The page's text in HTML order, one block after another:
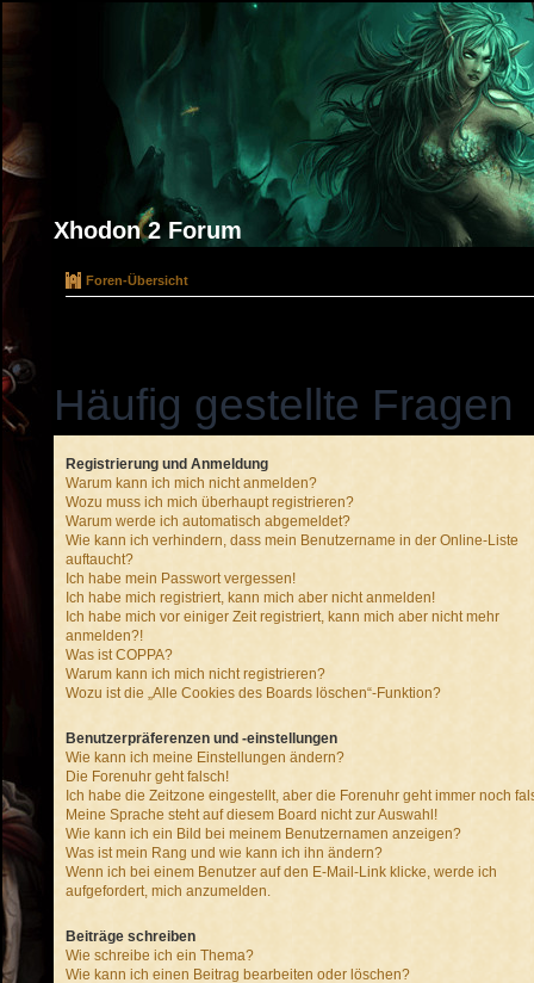
Xhodon 2 Forum
Foren-Übersicht
Häufig gestellte Fragen
Registrierung und Anmeldung
Warum kann ich mich nicht anmelden?
Wozu muss ich mich überhaupt registrieren?
Warum werde ich automatisch abgemeldet?
Wie kann ich verhindern, dass mein Benutzername in der Online-Liste
auftaucht?
Ich habe mein Passwort vergessen!
Ich habe mich registriert, kann mich aber nicht anmelden!
Ich habe mich vor einiger Zeit registriert, kann mich aber nicht mehr
anmelden?!
Was ist COPPA?
Warum kann ich mich nicht registrieren?
Wozu ist die „Alle Cookies des Boards löschen“-Funktion?
Benutzerpräferenzen und -einstellungen
Wie kann ich meine Einstellungen ändern?
Die Forenuhr geht falsch!
Ich habe die Zeitzone eingestellt, aber die Forenuhr geht immer noch
Meine Sprache steht auf diesem Board nicht zur Auswahl!
Wie kann ich ein Bild bei meinem Benutzernamen anzeigen?
Was ist mein Rang und wie kann ich ihn ändern?
Wenn ich bei einem Benutzer auf den E-Mail-Link klicke, werde ich
aufgefordert, mich anzumelden.
Beiträge schreiben
Wie schreibe ich ein Thema?
Wie kann ich einen Beitrag bearbeiten oder löschen?